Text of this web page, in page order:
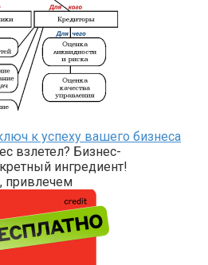
к успеху вашего бизнеса
взлетел? Бизнес-
ингредиент!
привлечем